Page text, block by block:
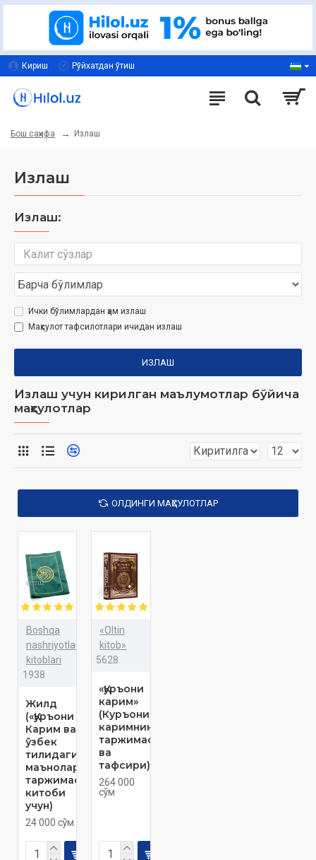
Кириш Рўйхатдан ўтиш
Бош саҳифа Излаш
Излаш
Излаш:
Ички бўлимлардан ҳам излаш
Маҳсулот тафсилотлари ичидан излаш
ИЗЛАШ
Излаш учун кирилган маълумотлар бўйича
маҳсулотлар
ОЛДИНГИ МАҲСУЛОТЛАР
Boshqa
nashriyotlar
kitoblari
1938
Жилд
(«Қуръони
Карим ва
ўзбек
тилидаги
маънолари
таржимаси»
китоби
учун)
24 000 сўм
«Oltin
kitob»
5628
«Қуръони
карим»
(Куръони
каримнинг
таржимаси
ва
тафсири)
264 000
сўм